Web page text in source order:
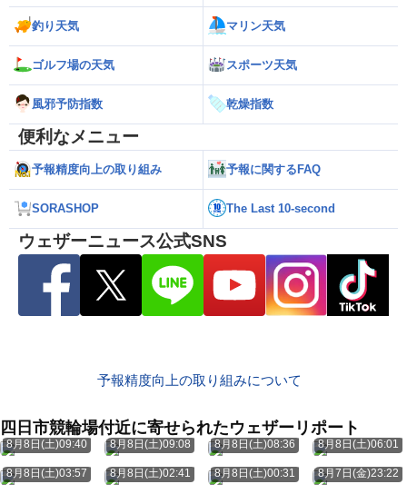
釣り天気 マリン天気
ゴルフ場の天気 スポーツ天気
風邪予防指数 乾燥指数
便利なメニュー
予報精度向上の取り組み 予報に関するFAQ
SORASHOP The Last 10-second
ウェザーニュース公式SNS
予報精度向上の取り組みについて
四日市競輪場付近に寄せられたウェザーリポート
8月8日(土)09:40 8月8日(土)09:08 8月8日(土)08:36 8月8日(土)06:01
8月8日(土)03:57 8月8日(土)02:41 8月8日(土)00:31 8月7日(金)23:22